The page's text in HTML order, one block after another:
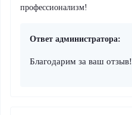
профессионализм!
Ответ администратора:
Благодарим за ваш отзыв!